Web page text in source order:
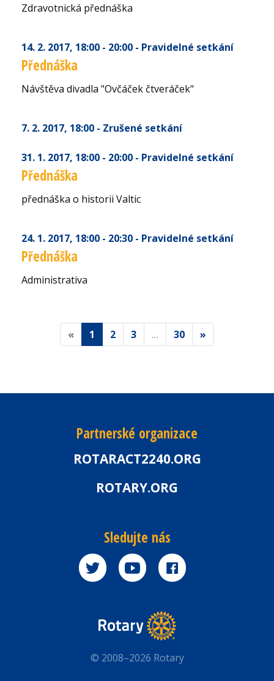
Zdravotnická přednáška
14. 2. 2017, 18:00 - 20:00 - Pravidelné setkání
Přednáška
Návštěva divadla "Ovčáček čtveráček"
7. 2. 2017, 18:00 - Zrušené setkání
31. 1. 2017, 18:00 - 20:00 - Pravidelné setkání
Přednáška
přednáška o historii Valtic
24. 1. 2017, 18:00 - 20:30 - Pravidelné setkání
Přednáška
Administrativa
« 1 2 3 … 30 »
Partnerské organizace
ROTARACT2240.ORG
ROTARY.ORG
Sledujte nás
© 2008–2026 Rotary